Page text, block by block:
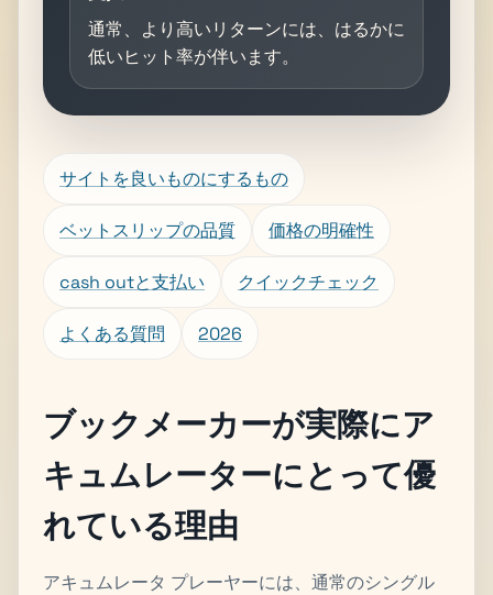
通常、より高いリターンには、はるかに
低いヒット率が伴います。
サイトを良いものにするもの
ベットスリップの品質 価格の明確性
cash outと支払い クイックチェック
よくある質問 2026
ブックメーカーが実際にア
キュムレーターにとって優
れている理由
アキュムレータ プレーヤーには、通常のシングル